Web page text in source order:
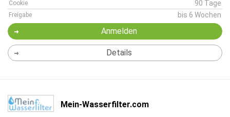
Cookie 90 Tage
Freigabe bis 6 Wochen
Anmelden
Details
Mein-Wasserfilter.com